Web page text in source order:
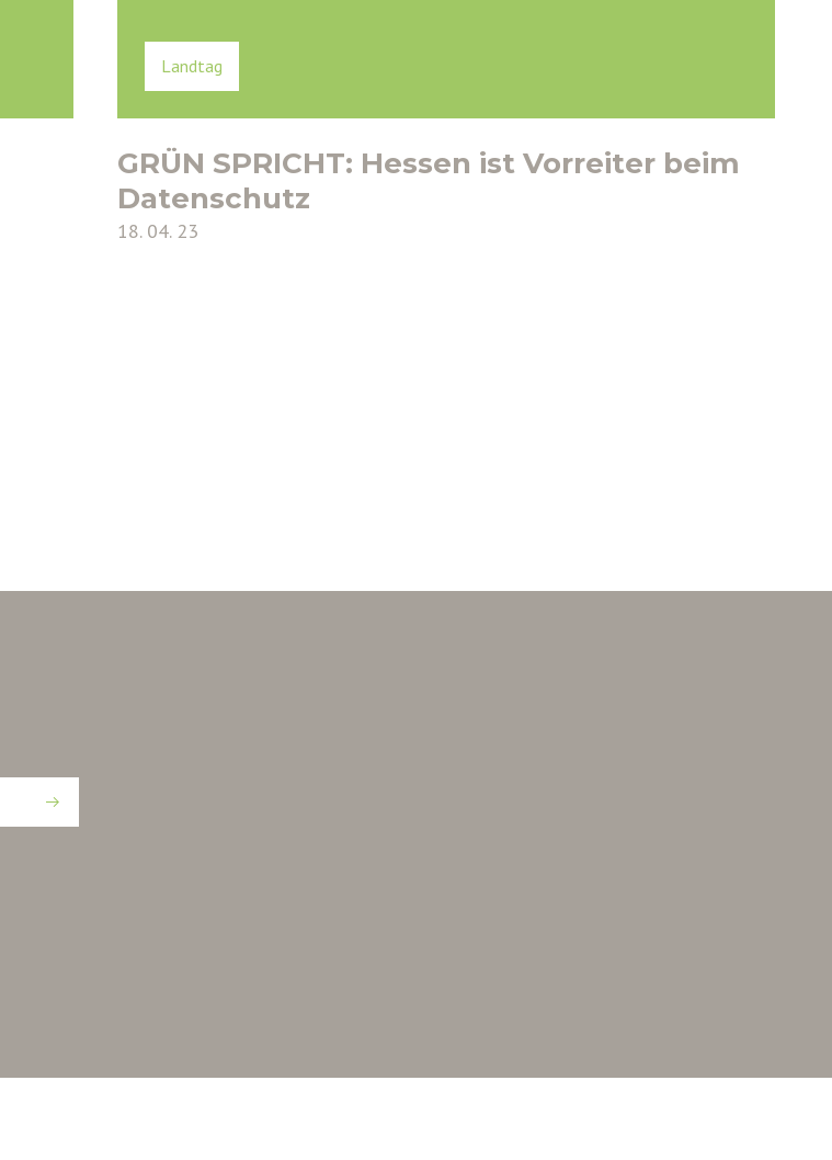
Landtag
GRÜN SPRICHT: Hessen ist Vorreiter beim
Datenschutz
18. 04. 23